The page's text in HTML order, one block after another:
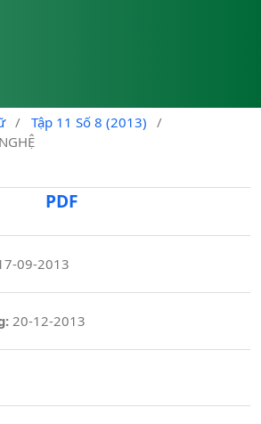
/ Tập 11 Số 8 (2013)
/
PDF
09-2013
20-12-2013